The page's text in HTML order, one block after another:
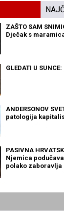
ZAŠTO SAM
Dječak s
GLEDATI U
ANDERSONOV
patologija
PASIVNA
Njemica
polako zaboravlja